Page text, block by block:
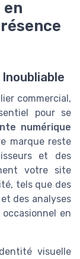
en
commercial,
pour se
numérique
marque reste
et des
votre site
tels que des
des analyses
en
visuelle